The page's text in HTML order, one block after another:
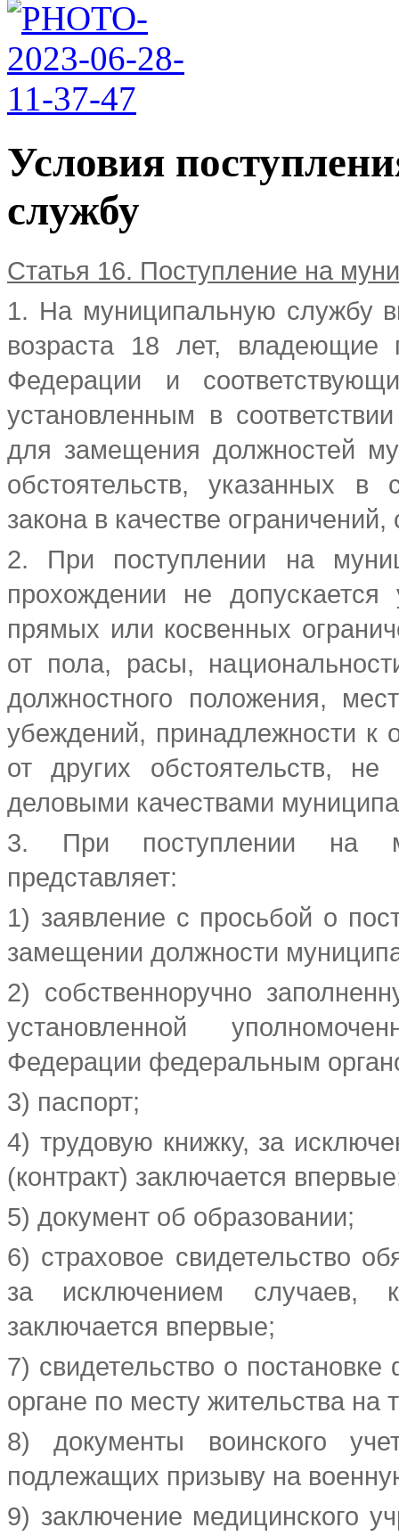
Условия
службу
Статья 16. Поступление на
1. На муниципальную службу
возраста 18 лет, владеющие
Федерации и
установленным в
для замещения должностей
обстоятельств, указанных в
закона в качестве
2. При поступлении на
прохождении не
прямых или косвенных
от пола, расы,
должностного положения,
убеждений, принадлежности
от других обстоятельств,
деловыми качествами
3. При поступлении на
представляет:
1) заявление с просьбой о
замещении должности
2) собственноручно
установленной
Федерации федеральным
3) паспорт;
4) трудовую книжку, за
(контракт) заключается
5) документ об образовании;
6) страховое свидетельство
за исключением случаев,
заключается впервые;
7) свидетельство о
органе по месту жительства
8) документы воинского
подлежащих призыву на
9) заключение медицинского